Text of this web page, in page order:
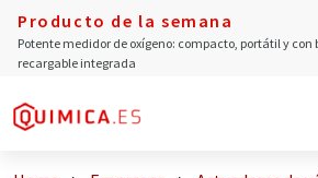
Producto de la semana
Potente medidor de oxígeno: compacto, portátil y con
recargable integrada